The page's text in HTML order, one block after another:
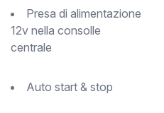
Presa di alimentazione
12v nella consolle
centrale
Auto start & stop